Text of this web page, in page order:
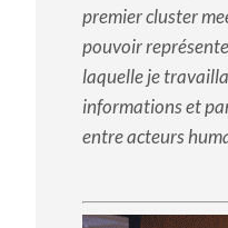
premier cluster
pouvoir
laquelle je
informations et
entre acteurs